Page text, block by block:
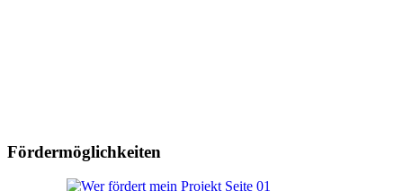
Fördermöglichkeiten